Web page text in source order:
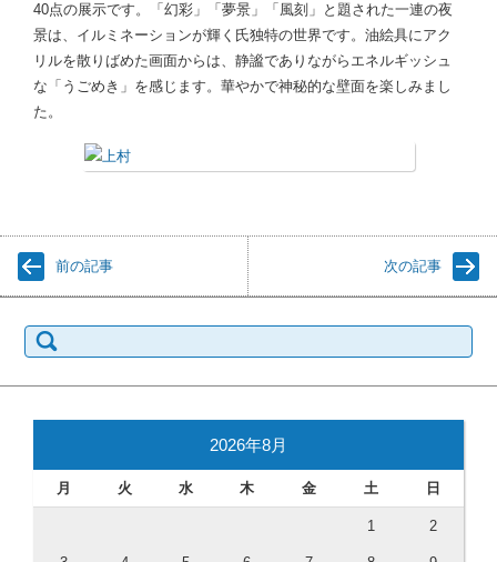
40点の展示です。「幻彩」「夢景」「風刻」と題された一連の夜
景は、イルミネーションが輝く氏独特の世界です。油絵具にアク
リルを散りばめた画面からは、静謐でありながらエネルギッシュ
な「うごめき」を感じます。華やかで神秘的な壁面を楽しみまし
た。
前の記事 次の記事
索:
2026年8月
月 火 水 木 金 土 日
1 2